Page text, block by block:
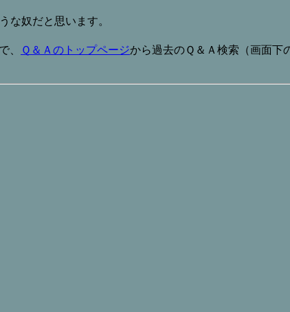
な奴だと思います。
、
Ｑ＆Ａのトップページから過去のＱ＆Ａ検索（画面下